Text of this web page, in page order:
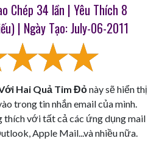
Chép 34 lần | Yêu Thích 8
| Ngày Tạo: July-06-2011
Hai Quả Tim Đỏnày sẽ hiển thị
trong tin nhắn email của mình.
thích với tất cả các ứng dụng mail
Apple Mail...và nhiều nữa.